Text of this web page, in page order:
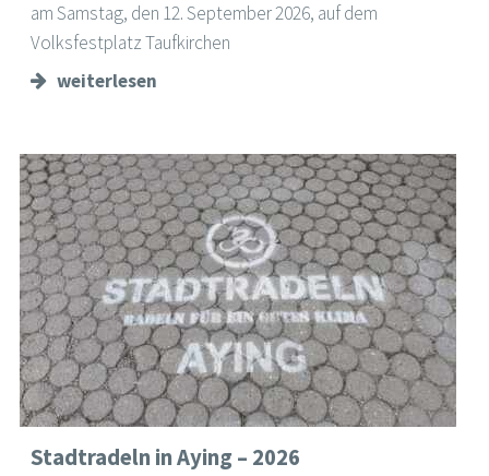
am Samstag, den 12. September 2026, auf dem
Volksfestplatz Taufkirchen
weiterlesen
Stadtradeln in Aying – 2026